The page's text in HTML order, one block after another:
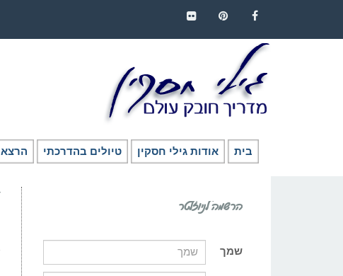
בית אודות גילי חסקין טיולים בהדרכתי
הרשמה לניוזלטר
שמך